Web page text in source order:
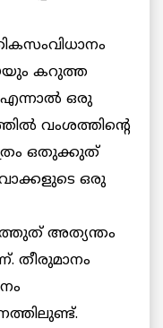
കറുത്ത
ഒരു
വംശത്തിന്റെ
ഒതുക്കുത്
ഒരു
അത്യന്തം
തീരുമാനം